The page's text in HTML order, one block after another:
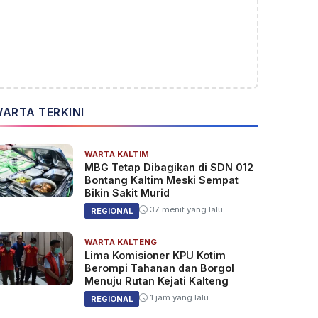
TERKINI
WARTA KALTIM
MBG Tetap Dibagikan di SDN 012
Bontang Kaltim Meski Sempat
Bikin Sakit Murid
REGIONAL 37 menit yang lalu
WARTA KALTENG
Lima Komisioner KPU Kotim
Berompi Tahanan dan Borgol
Menuju Rutan Kejati Kalteng
REGIONAL 1 jam yang lalu